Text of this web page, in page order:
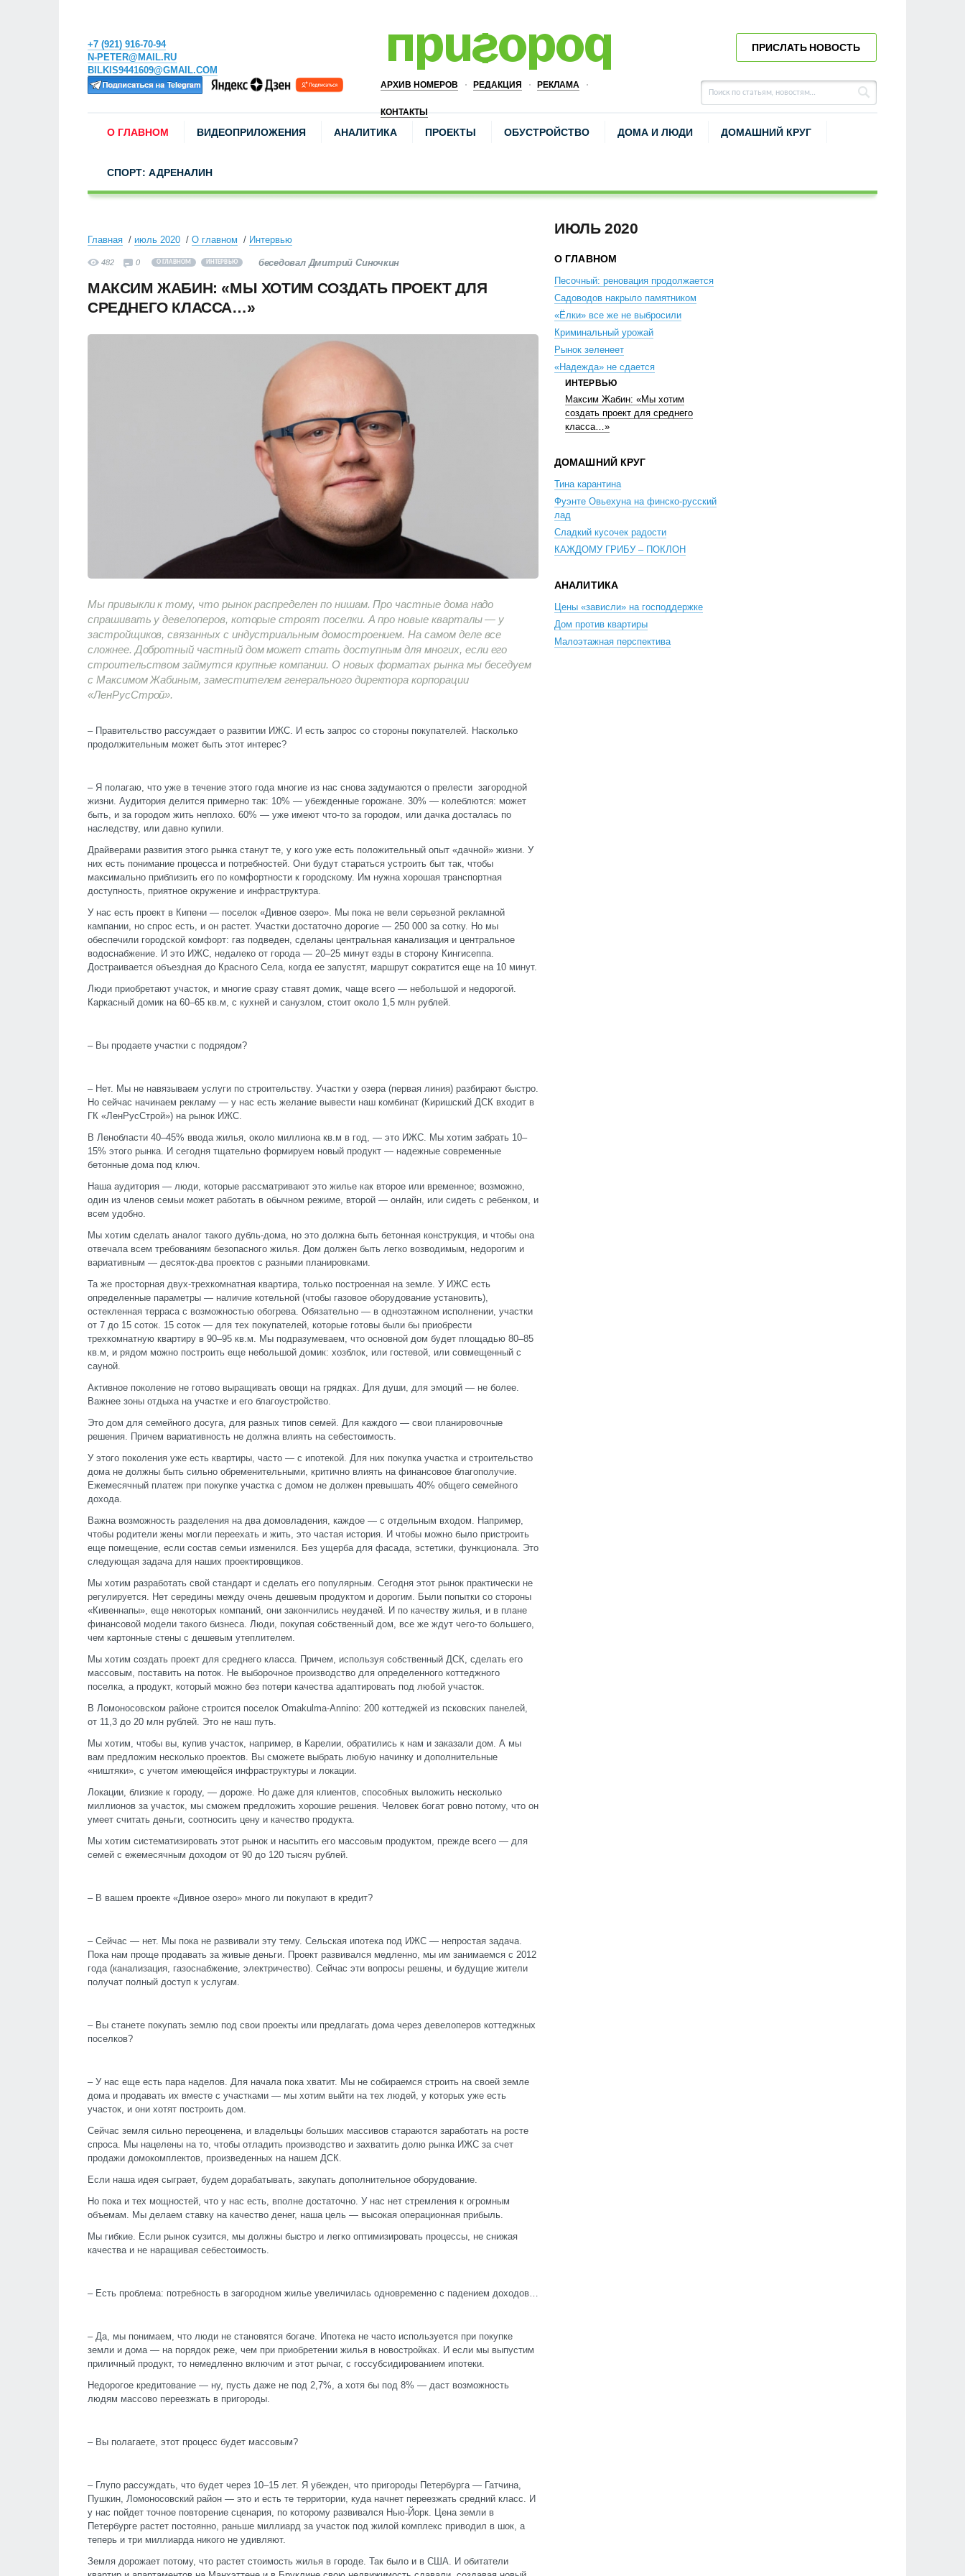
+7 (921) 916-70-94
N-PETER@MAIL.RU
BILKIS9441609@GMAIL.COM
АРХИВ НОМЕРОВ РЕДАКЦИЯ РЕКЛАМА
КОНТАКТЫ
ПРИСЛАТЬ НОВОСТЬ
О ГЛАВНОМ ВИДЕОПРИЛОЖЕНИЯ АНАЛИТИКА ПРОЕКТЫ ОБУСТРОЙСТВО ДОМА И ЛЮДИ ДОМАШНИЙ КРУГ
СПОРТ: АДРЕНАЛИН
Главная июль 2020 О главном Интервью
482 0 О ГЛАВНОМ ИНТЕРВЬЮ беседовал Дмитрий Синочкин
МАКСИМ ЖАБИН: «МЫ ХОТИМ СОЗДАТЬ ПРОЕКТ ДЛЯ
СРЕДНЕГО КЛАССА…»
Мы привыкли к тому, что рынок распределен по нишам. Про частные дома надо
спрашивать у девелоперов, которые строят поселки. А про новые кварталы — у
застройщиков, связанных с индустриальным домостроением. На самом деле все
сложнее. Добротный частный дом может стать доступным для многих, если его
строительством займутся крупные компании. О новых форматах рынка мы беседуем
с Максимом Жабиным, заместителем генерального директора корпорации
«ЛенРусСтрой».
– Правительство рассуждает о развитии ИЖС. И есть запрос со стороны покупателей. Насколько
продолжительным может быть этот интерес?
– Я полагаю, что уже в течение этого года многие из нас снова задумаются о прелести загородной
жизни. Аудитория делится примерно так: 10% — убежденные горожане. 30% — колеблются: может
быть, и за городом жить неплохо. 60% — уже имеют что-то за городом, или дачка досталась по
наследству, или давно купили.
Драйверами развития этого рынка станут те, у кого уже есть положительный опыт «дачной» жизни. У
них есть понимание процесса и потребностей. Они будут стараться устроить быт так, чтобы
максимально приблизить его по комфортности к городскому. Им нужна хорошая транспортная
доступность, приятное окружение и инфраструктура.
У нас есть проект в Кипени — поселок «Дивное озеро». Мы пока не вели серьезной рекламной
кампании, но спрос есть, и он растет. Участки достаточно дорогие — 250 000 за сотку. Но мы
обеспечили городской комфорт: газ подведен, сделаны центральная канализация и центральное
водоснабжение. И это ИЖС, недалеко от города — 20–25 минут езды в сторону Кингисеппа.
Достраивается объездная до Красного Села, когда ее запустят, маршрут сократится еще на 10 минут.
Люди приобретают участок, и многие сразу ставят домик, чаще всего — небольшой и недорогой.
Каркасный домик на 60–65 кв.м, с кухней и санузлом, стоит около 1,5 млн рублей.
– Вы продаете участки с подрядом?
– Нет. Мы не навязываем услуги по строительству. Участки у озера (первая линия) разбирают быстро.
Но сейчас начинаем рекламу — у нас есть желание вывести наш комбинат (Киришский ДСК входит в
ГК «ЛенРусСтрой») на рынок ИЖС.
В Ленобласти 40–45% ввода жилья, около миллиона кв.м в год, — это ИЖС. Мы хотим забрать 10–
15% этого рынка. И сегодня тщательно формируем новый продукт — надежные современные
бетонные дома под ключ.
Наша аудитория — люди, которые рассматривают это жилье как второе или временное; возможно,
один из членов семьи может работать в обычном режиме, второй — онлайн, или сидеть с ребенком, и
всем удобно.
Мы хотим сделать аналог такого дубль-дома, но это должна быть бетонная конструкция, и чтобы она
отвечала всем требованиям безопасного жилья. Дом должен быть легко возводимым, недорогим и
вариативным — десяток-два проектов с разными планировками.
Та же просторная двух-трехкомнатная квартира, только построенная на земле. У ИЖС есть
определенные параметры — наличие котельной (чтобы газовое оборудование установить),
остекленная терраса с возможностью обогрева. Обязательно — в одноэтажном исполнении, участки
от 7 до 15 соток. 15 соток — для тех покупателей, которые готовы были бы приобрести
трехкомнатную квартиру в 90–95 кв.м. Мы подразумеваем, что основной дом будет площадью 80–85
кв.м, и рядом можно построить еще небольшой домик: хозблок, или гостевой, или совмещенный с
сауной.
Активное поколение не готово выращивать овощи на грядках. Для души, для эмоций — не более.
Важнее зоны отдыха на участке и его благоустройство.
Это дом для семейного досуга, для разных типов семей. Для каждого — свои планировочные
решения. Причем вариативность не должна влиять на себестоимость.
У этого поколения уже есть квартиры, часто — с ипотекой. Для них покупка участка и строительство
дома не должны быть сильно обременительными, критично влиять на финансовое благополучие.
Ежемесячный платеж при покупке участка с домом не должен превышать 40% общего семейного
дохода.
Важна возможность разделения на два домовладения, каждое — с отдельным входом. Например,
чтобы родители жены могли переехать и жить, это частая история. И чтобы можно было пристроить
еще помещение, если состав семьи изменился. Без ущерба для фасада, эстетики, функционала. Это
следующая задача для наших проектировщиков.
Мы хотим разработать свой стандарт и сделать его популярным. Сегодня этот рынок практически не
регулируется. Нет середины между очень дешевым продуктом и дорогим. Были попытки со стороны
«Кивеннапы», еще некоторых компаний, они закончились неудачей. И по качеству жилья, и в плане
финансовой модели такого бизнеса. Люди, покупая собственный дом, все же ждут чего-то большего,
чем картонные стены с дешевым утеплителем.
Мы хотим создать проект для среднего класса. Причем, используя собственный ДСК, сделать его
массовым, поставить на поток. Не выборочное производство для определенного коттеджного
поселка, а продукт, который можно без потери качества адаптировать под любой участок.
В Ломоносовском районе строится поселок Omakulma-Annino: 200 коттеджей из псковских панелей,
от 11,3 до 20 млн рублей. Это не наш путь.
Мы хотим, чтобы вы, купив участок, например, в Карелии, обратились к нам и заказали дом. А мы
вам предложим несколько проектов. Вы сможете выбрать любую начинку и дополнительные
«ништяки», с учетом имеющейся инфраструктуры и локации.
Локации, близкие к городу, — дороже. Но даже для клиентов, способных выложить несколько
миллионов за участок, мы сможем предложить хорошие решения. Человек богат ровно потому, что он
умеет считать деньги, соотносить цену и качество продукта.
Мы хотим систематизировать этот рынок и насытить его массовым продуктом, прежде всего — для
семей с ежемесячным доходом от 90 до 120 тысяч рублей.
– В вашем проекте «Дивное озеро» много ли покупают в кредит?
– Сейчас — нет. Мы пока не развивали эту тему. Сельская ипотека под ИЖС — непростая задача.
Пока нам проще продавать за живые деньги. Проект развивался медленно, мы им занимаемся с 2012
года (канализация, газоснабжение, электричество). Сейчас эти вопросы решены, и будущие жители
получат полный доступ к услугам.
– Вы станете покупать землю под свои проекты или предлагать дома через девелоперов коттеджных
поселков?
– У нас еще есть пара наделов. Для начала пока хватит. Мы не собираемся строить на своей земле
дома и продавать их вместе с участками — мы хотим выйти на тех людей, у которых уже есть
участок, и они хотят построить дом.
Сейчас земля сильно переоценена, и владельцы больших массивов стараются заработать на росте
спроса. Мы нацелены на то, чтобы отладить производство и захватить долю рынка ИЖС за счет
продажи домокомплектов, произведенных на нашем ДСК.
Если наша идея сыграет, будем дорабатывать, закупать дополнительное оборудование.
Но пока и тех мощностей, что у нас есть, вполне достаточно. У нас нет стремления к огромным
объемам. Мы делаем ставку на качество денег, наша цель — высокая операционная прибыль.
Мы гибкие. Если рынок сузится, мы должны быстро и легко оптимизировать процессы, не снижая
качества и не наращивая себестоимость.
– Есть проблема: потребность в загородном жилье увеличилась одновременно с падением доходов…
– Да, мы понимаем, что люди не становятся богаче. Ипотека не часто используется при покупке
земли и дома — на порядок реже, чем при приобретении жилья в новостройках. И если мы выпустим
приличный продукт, то немедленно включим и этот рычаг, с госсубсидированием ипотеки.
Недорогое кредитование — ну, пусть даже не под 2,7%, а хотя бы под 8% — даст возможность
людям массово переезжать в пригороды.
– Вы полагаете, этот процесс будет массовым?
– Глупо рассуждать, что будет через 10–15 лет. Я убежден, что пригороды Петербурга — Гатчина,
Пушкин, Ломоносовский район — это и есть те территории, куда начнет переезжать средний класс. И
у нас пойдет точное повторение сценария, по которому развивался Нью-Йорк. Цена земли в
Петербурге растет постоянно, раньше миллиард за участок под жилой комплекс приводил в шок, а
теперь и три миллиарда никого не удивляют.
Земля дорожает потому, что растет стоимость жилья в городе. Так было и в США. И обитатели
ИЮЛЬ 2020
О ГЛАВНОМ
Песочный: реновация продолжается
Садоводов накрыло памятником
«Ёлки» все же не выбросили
Криминальный урожай
Рынок зеленеет
«Надежда» не сдается
ИНТЕРВЬЮ
Максим Жабин: «Мы хотим
создать проект для среднего
класса…»
ДОМАШНИЙ КРУГ
Тина карантина
Фуэнте Овьехуна на финско-русский
лад
Сладкий кусочек радости
КАЖДОМУ ГРИБУ – ПОКЛОН
АНАЛИТИКА
Цены «зависли» на господдержке
Дом против квартиры
Малоэтажная перспектива